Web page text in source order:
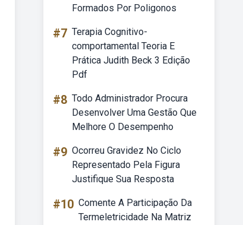
Formados Por Poligonos
#7 Terapia Cognitivo-
comportamental Teoria E
Prática Judith Beck 3 Edição
Pdf
#8 Todo Administrador Procura
Desenvolver Uma Gestão Que
Melhore O Desempenho
#9 Ocorreu Gravidez No Ciclo
Representado Pela Figura
Justifique Sua Resposta
#10 Comente A Participação Da
Termeletricidade Na Matriz